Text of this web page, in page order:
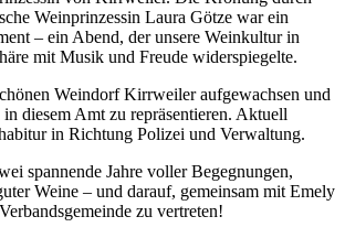
Weinprinzessin Laura Götze war ein
– ein Abend, der unsere Weinkultur in
mit Musik und Freude widerspiegelte.
Weindorf Kirrweiler aufgewachsen und
diesem Amt zu repräsentieren. Aktuell
in Richtung Polizei und Verwaltung.
spannende Jahre voller Begegnungen,
Weine – und darauf, gemeinsam mit Emely
zu vertreten!